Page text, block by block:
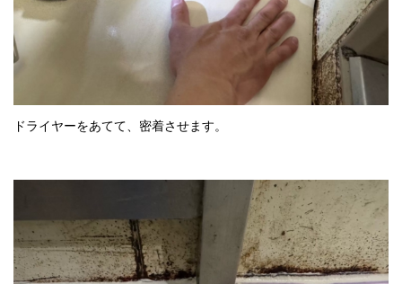
ドライヤーをあてて、密着させます。